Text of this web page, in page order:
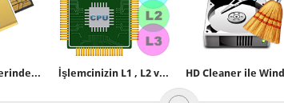
Windows 7 üzerinden Portable windows 10-8 oluşturalım İşlemcinizin L1 , L2 ve L3 Önbellek boyutunu bulun